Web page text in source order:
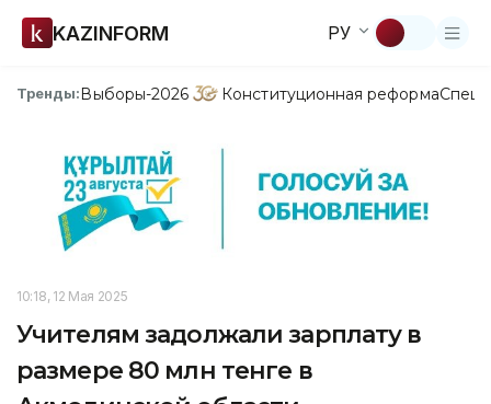
KAZINFORM РУ
Тренды:Выборы-2026 Конституционная реформа
10:18, 12 Мая 2025
Учителям задолжали зарплату в
размере 80 млн тенге в